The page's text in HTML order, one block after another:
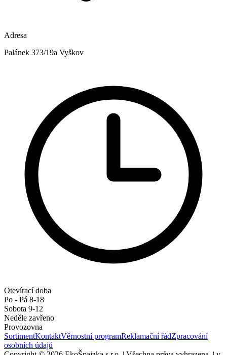
Adresa
Palánek 373/19a Vyškov
Otevírací doba
Po - Pá 8-18
Sobota 9-12
Neděle zavřeno
Provozovna
SortimentKontaktVěrnostní programReklamační řádZpracování
osobních údajů